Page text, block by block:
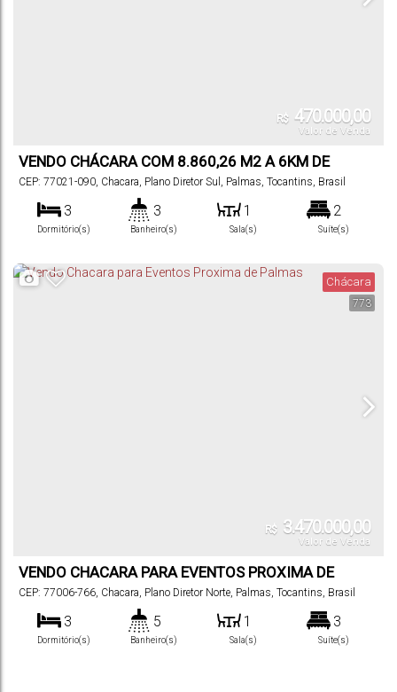
R$ 470.000,00
Valor de Venda
VENDO CHÁCARA COM 8.860,26 M2 A 6KM DE
PALMAS
CEP: 77021-090, Chacara, Plano Diretor Sul , Palmas, Tocantins, Brasil
3
Dormitório(s)
3
Banheiro(s)
1
Sala(s)
2
Suíte(s)
Total: Útil:
773
Chácara
R$ 3.470.000,00
Valor de Venda
VENDO CHACARA PARA EVENTOS PROXIMA DE
PALMAS
CEP: 77006-766, Chacara, Plano Diretor Norte, Palmas, Tocantins, Brasil
3
Dormitório(s)
5
Banheiro(s)
1
Sala(s)
3
Suíte(s)